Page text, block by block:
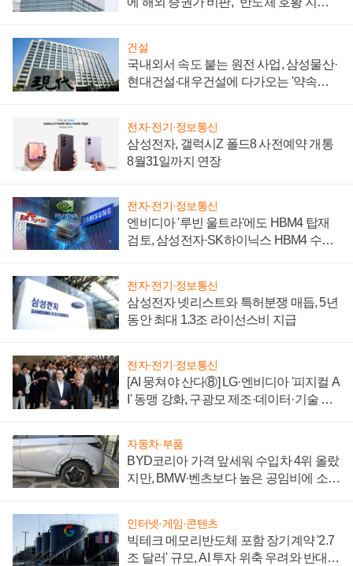
건설
국내외서 속도 붙는 원전 사업, 삼성물산·
현대건설·대우건설에 다가오는 '약속의
전자·전기·정보통신
삼성전자, 갤럭시Z 폴드8 사전예약 개통
8월31일까지 연장
전자·전기·정보통신
엔비디아 '루빈 울트라'에도 HBM4 탑재
검토, 삼성전자·SK하이닉스 HBM4 수율
전자·전기·정보통신
삼성전자 넷리스트와 특허분쟁 매듭, 5년
동안 최대 1.3조 라이선스비 지급
전자·전기·정보통신
[AI 뭉쳐야 산다⑧] LG·엔비디아 '피지컬 A
I' 동맹 강화, 구광모 제조·데이터·기술 결
자동차·부품
BYD코리아 가격 앞세워 수입차 4위 올랐
지만, BMW·벤츠보다 높은 공임비에 소비
인터넷·게임·콘텐츠
빅테크 메모리반도체 포함 장기계약 '2.7
조 달러' 규모, AI 투자 위축 우려와 반대